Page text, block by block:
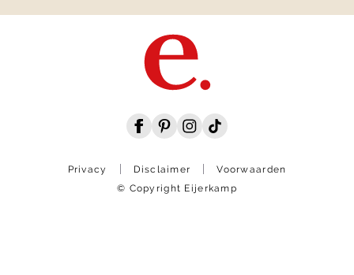
Privacy Disclaimer
Voorwaarden
© Copyright Eijerkamp